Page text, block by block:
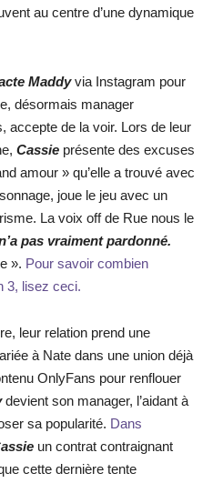
au centre d’une dynamique
Maddyvia Instagram pour
désormais manager
accepte de la voir. Lors de leur
Cassie présente des excuses
amour » qu’elle a trouvé avec
joue le jeu avec un
La voix off de Rue nous le
pas vraiment pardonné.
». Pour savoir combien
3, lisez ceci.
leur relation prend une
à Nate dans une union déjà
OnlyFans pour renflouer
devient son manager, l’aidant à
sa popularité. Dans
un contrat contraignant
cette dernière tente